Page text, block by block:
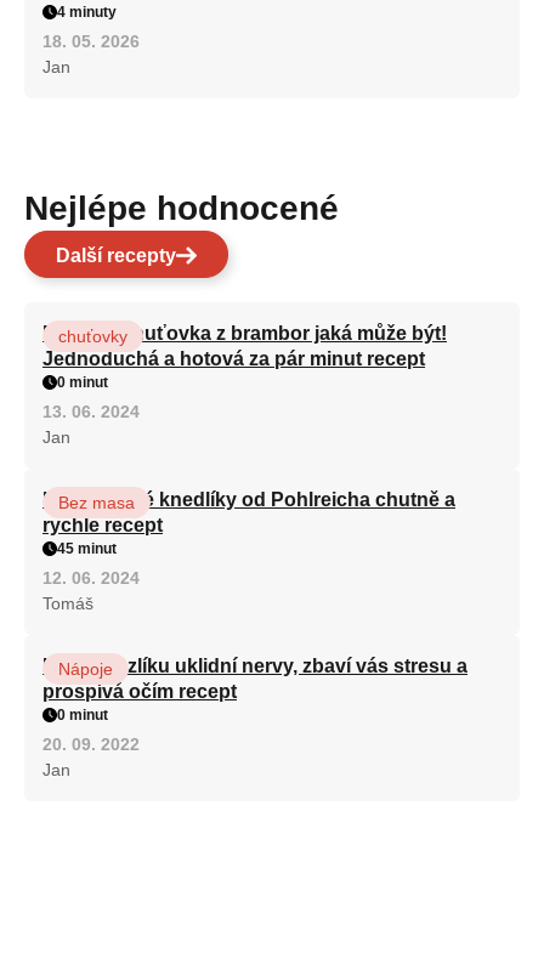
4 minuty
18. 05. 2026
Jan
Nejlépe hodnocené
Další recepty
Nejlepší chuťovka z brambor jaká může být!
Jednoduchá a hotová za pár minut recept
chuťovky
0 minut
13. 06. 2024
Jan
Karlovarské knedlíky od Pohlreicha chutně a
rychle recept
Bez masa
45 minut
12. 06. 2024
Tomáš
Kořen kozlíku uklidní nervy, zbaví vás stresu a
prospívá očím recept
Nápoje
0 minut
20. 09. 2022
Jan